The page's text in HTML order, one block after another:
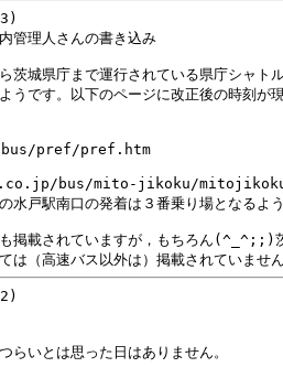
管理人さんの書き込み
茨城県庁まで運行されている県庁シャト
うです。以下のページに改正後の時刻が
pref/pref.htm
bus/mito-jikoku/
水戸駅南口の発着は３番乗り場となるよ
も掲載されていますが，もちろん(^_^;;)
らいとは思った日はありません。